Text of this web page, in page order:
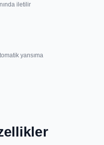
iletilir
yansıma